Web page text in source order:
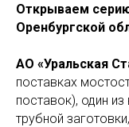
Открываем
Оренбургской
АО «Уральская
поставках
поставок), один
трубной